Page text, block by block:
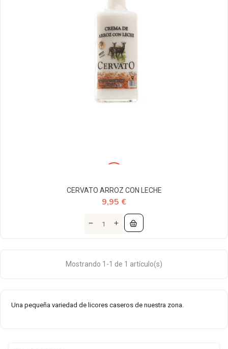
CERVATO ARROZ CON LECHE
9,95 €
Mostrando 1-1 de 1 artículo(s)
Una pequeña variedad de licores caseros de nuestra zona.